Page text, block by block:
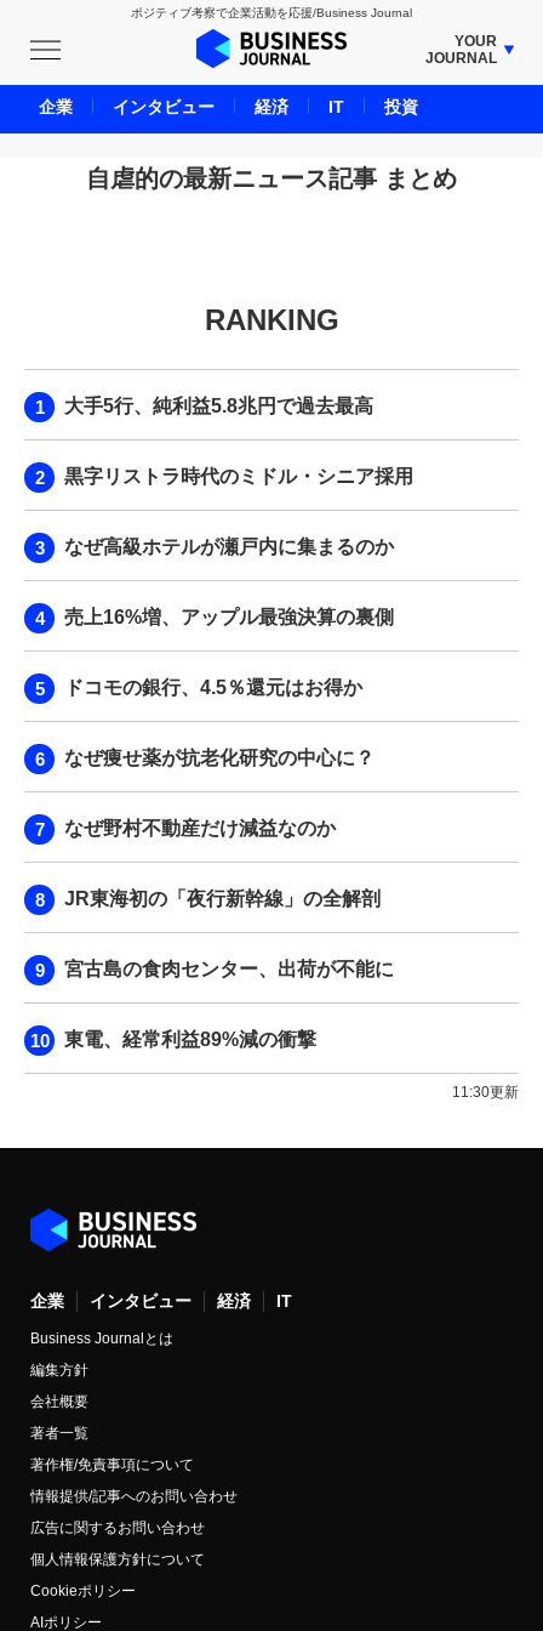
ポジティブ考察で企業活動を応援/Business Journal
YOUR
JOURNAL
BUSINESS JOURNAL
UNICORN JOURNAL
CARBON CREDITS JOURNAL
LIFE ENDING JOURNAL
BPaaS JOURNAL
自虐的の最新ニュース記事 まとめ
RANKING
大手5行、純利益5.8兆円で過去最高
黒字リストラ時代のミドル・シニア採用
なぜ高級ホテルが瀬戸内に集まるのか
売上16%増、アップル最強決算の裏側
ドコモの銀行、4.5％還元はお得か
なぜ痩せ薬が抗老化研究の中心に？
なぜ野村不動産だけ減益なのか
JR東海初の「夜行新幹線」の全解剖
宮古島の食肉センター、出荷が不能に
東電、経常利益89%減の衝撃
11:30更新
企業 インタビュー 経済 IT
Business Journalとは
編集方針
会社概要
著者一覧
著作権/免責事項について
情報提供/記事へのお問い合わせ
広告に関するお問い合わせ
個人情報保護方針について
Cookieポリシー
AIポリシー
企業 インタビュー 経済 IT 投資